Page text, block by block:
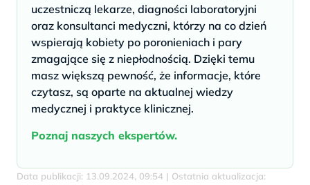
uczestniczą lekarze, diagności laboratoryjni
oraz konsultanci medyczni, którzy na co dzień
wspierają kobiety po poronieniach i pary
zmagające się z niepłodnością. Dzięki temu
masz większą pewność, że informacje, które
czytasz, są oparte na aktualnej wiedzy
medycznej i praktyce klinicznej.
Poznaj naszych ekspertów.
Data publikacji: 13.09.2024, 09:54 | Ostatnia aktualizacja: